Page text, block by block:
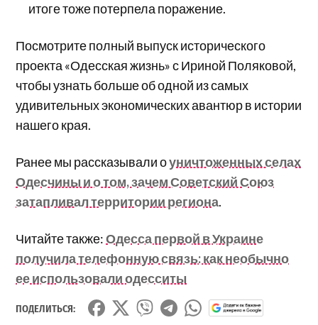
итоге тоже потерпела поражение.
Посмотрите полный выпуск исторического
проекта «Одесская жизнь» с Ириной Поляковой,
чтобы узнать больше об одной из самых
удивительных экономических авантюр в истории
нашего края.
Ранее мы рассказывали оуничтоженных селах
Одесчины и о том, зачем Советский Союз
затапливал территории региона.
Читайте также:Одесса первой в Украине
получила телефонную связь: как необычно
ее использовали одесситы
ПОДЕЛИТЬСЯ: